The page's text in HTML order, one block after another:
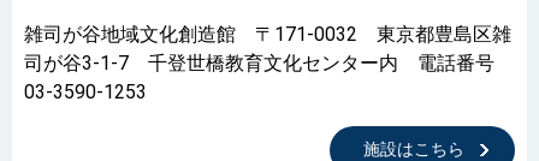
雑司が谷地域文化創造館 〒171-0032 東京都豊島区雑
司が谷3-1-7 千登世橋教育文化センター内 電話番号
03-3590-1253
施設はこちら